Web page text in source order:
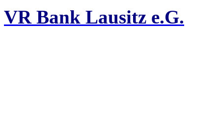
VR Bank Lausitz e.G.